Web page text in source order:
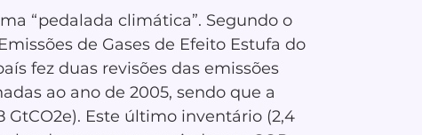
“pedalada climática”. Segundo o
de Gases de Efeito Estufa do
fez duas revisões das emissões
ao ano de 2005, sendo que a
Este último inventário (2,4